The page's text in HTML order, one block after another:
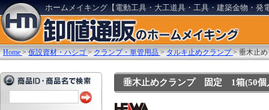
ホームメイキング【電動工具・大工道具・工具・建築金物・発
Home >仮設資材・ハシゴ >クランプ・単管用品 >タルキ止めクランプ >垂木止
垂木止めクランプ 固定 1箱(50個